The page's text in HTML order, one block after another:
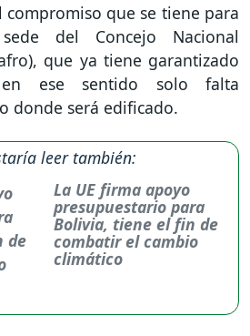
compromiso que se tiene para
del Concejo Nacional
que ya tiene garantizado
ese sentido solo falta
donde será edificado.
leer también:
La UE firma apoyo
presupuestario para
Bolivia, tiene el fin de
combatir el cambio
climático